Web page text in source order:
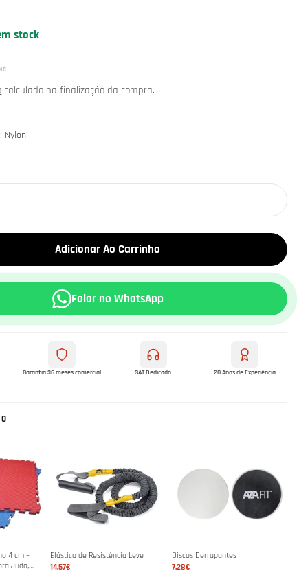
stock
calculado na finalização da compra.
Nylon
Adicionar Ao Carrinho
Falar no WhatsApp
Garantia 36 meses comercial SAT Dedicado 20 Anos de Experiência
4 cm –
Judo,
Elástico de Resistência Leve
14,57€
Discos Derrapantes
7,28€